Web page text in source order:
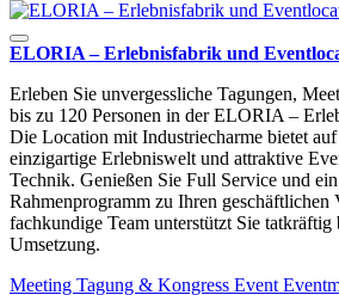
ELORIA – Erlebnisfabrik und
Erleben Sie unvergessliche Tagungen,
bis zu 120 Personen in der ELORIA –
Die Location mit Industriecharme bietet
einzigartige Erlebniswelt und attraktive
Technik. Genießen Sie Full Service und
Rahmenprogramm zu Ihren geschäftlichen
fachkundige Team unterstützt Sie tatkräftig
Umsetzung.
Meeting Tagung & Kongress Event